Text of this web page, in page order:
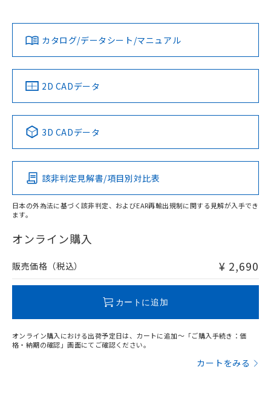
ダウンロードデータをご利用いただく前に、以下を必ずお読
みください。
ソフトウェアの使用条件
対応済み
中国 RoHS 注意事項・凡例
Pb Hg Cd Cr(VI)
O
在庫等で未対応品が混在する可能性があります。
問い合わせください。
LR型式承認
（イギリス
船舶規格）
DNV型式承認
（ノルウェー
BV型式承認
（フランス
KR型式
（韓国
No No No No
この製品の規格認証/適合状況ページへ
その他の認証はこちらのページからご検索ください
カタログ/データシート/マニュアル
2D CADデータ
3D CADデータ
該非判定見解書/項目別対比表
日本の外為法に基づく該非判定、およびEAR再輸出規制に関する見解が入手でき
ます。
オンライン購入
販売価格（税込） ¥ 2,690
カートに追加
オンライン購入における出荷予定日は、カートに追加～「ご購入手続き：価
格・納期の確認」画面にてご確認ください。
カートをみる